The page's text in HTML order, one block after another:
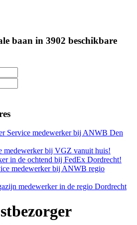
baan in 3902 beschikbare
Service medewerker bij ANWB Den
medewerker bij VGZ vanuit huis!
in de ochtend bij FedEx Dordrecht!
medewerker bij ANWB regio
medewerker in de regio Dordrecht